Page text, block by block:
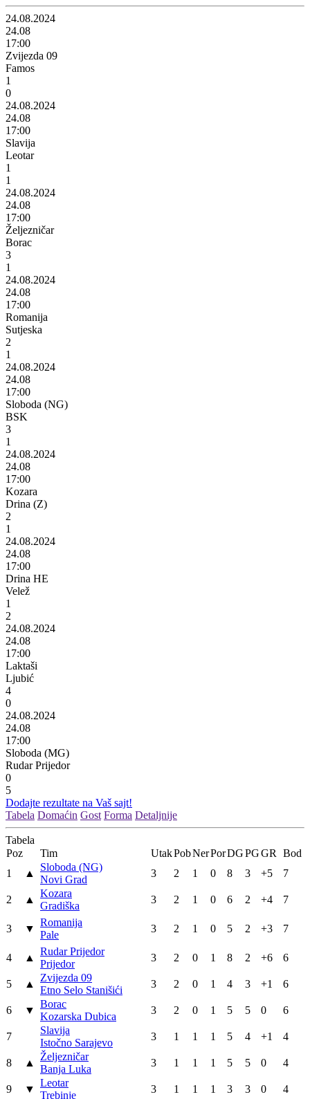
24.08.2024
24.08
17:00
Zvijezda 09
Famos
1
0
24.08.2024
24.08
17:00
Slavija
Leotar
1
1
24.08.2024
24.08
17:00
Željezničar
Borac
3
1
24.08.2024
24.08
17:00
Romanija
Sutjeska
2
1
24.08.2024
24.08
17:00
Sloboda (NG)
BSK
3
1
24.08.2024
24.08
17:00
Kozara
Drina (Z)
2
1
24.08.2024
24.08
17:00
Drina HE
Velež
1
2
24.08.2024
24.08
17:00
Laktaši
Ljubić
4
0
24.08.2024
24.08
17:00
Sloboda (MG)
Rudar Prijedor
0
5
Dodajte rezultate na Vaš sajt!
Tabela Domaćin Gost Forma Detaljnije
Tabela
Poz
Tim UtakPobNerPorDGPGGR
Bod
1
▲
Sloboda (NG)
Novi Grad
3 2 1 0 8 3 +5 7
2 ▲
Kozara
Gradiška
3 2 1 0 6 2 +4 7
3 ▼
Romanija
Pale
3 2 1 0 5 2 +3 7
4 ▲
Rudar Prijedor
Prijedor
3 2 0 1 8 2 +6 6
5 ▲
Zvijezda 09
Etno Selo Stanišići
3 2 0 1 4 3 +1 6
6 ▼
Borac
Kozarska Dubica
3 2 0 1 5 5 0 6
7
Slavija
Istočno Sarajevo
3 1 1 1 5 4 +1 4
8 ▲
Željezničar
Banja Luka
3 1 1 1 5 5 0 4
9 ▼
Leotar
Trebinje
3 1 1 1 3 3 0 4